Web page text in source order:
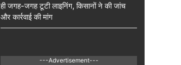
ही जगह-जगह टूटी लाइनिंग, किसानों ने की जांच
और कार्रवाई की मांग
---Advertisement---